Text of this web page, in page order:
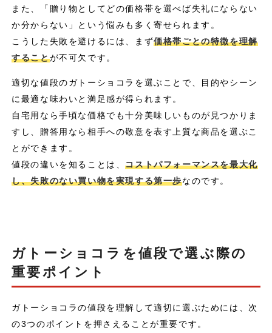
また、「贈り物としてどの価格帯を選べば失礼にならない
か分からない」という悩みも多く寄せられます。
こうした失敗を避けるには、まず価格帯ごとの特徴を理解
することが不可欠です。
適切な値段のガトーショコラを選ぶことで、目的やシーン
に最適な味わいと満足感が得られます。
自宅用なら手頃な価格でも十分美味しいものが見つかりま
すし、贈答用なら相手への敬意を表す上質な商品を選ぶこ
とができます。
値段の違いを知ることは、コストパフォーマンスを最大化
し、失敗のない買い物を実現する第一歩なのです。
ガトーショコラを値段で選ぶ際の
重要ポイント
ガトーショコラの値段を理解して適切に選ぶためには、次
の3つのポイントを押さえることが重要です。